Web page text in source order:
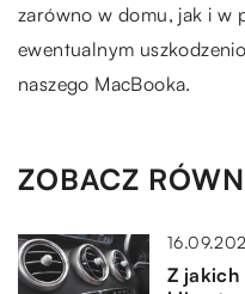
zarówno w domu, jak i w
ewentualnym
naszego MacBooka.
ZOBACZ
Z jakich